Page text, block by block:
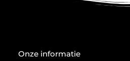
Onze informatie